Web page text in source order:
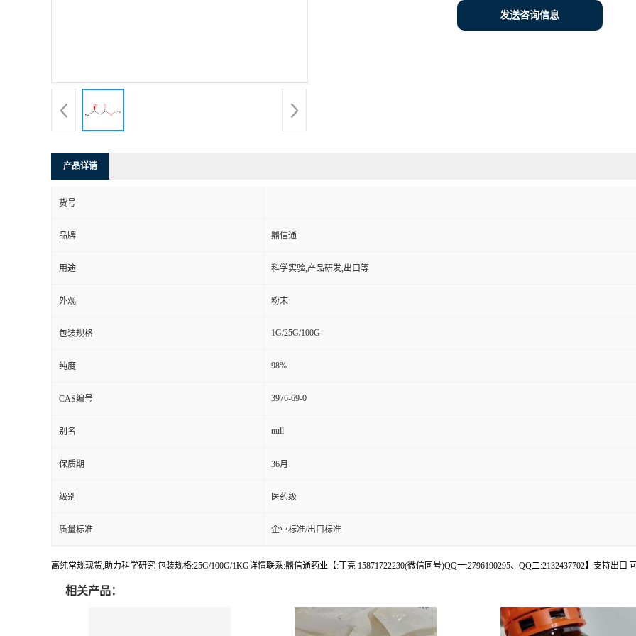
发送咨询信息
产品详请
货号
品牌 鼎信通
用途 科学实验,产品研发,出口等
外观 粉末
包装规格 1G/25G/100G
纯度 98%
CAS编号 3976-69-0
别名 null
保质期 36月
级别 医药级
质量标准 企业标准/出口标准
高纯常规现货,助力科学研究 包装规格:25G/100G/1KG详情联系:鼎信通药业【:丁亮 15871722230(微信同号)QQ一:2796190295、QQ二:2132437702】支持出口
相关产品：